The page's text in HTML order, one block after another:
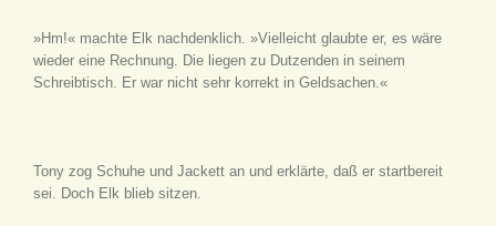
»Hm!« machte Elk nachdenklich. »Vielleicht glaubte er, es wäre
wieder eine Rechnung. Die liegen zu Dutzenden in seinem
Schreibtisch. Er war nicht sehr korrekt in Geldsachen.«
Tony zog Schuhe und Jackett an und erklärte, daß er startbereit
sei. Doch Elk blieb sitzen.